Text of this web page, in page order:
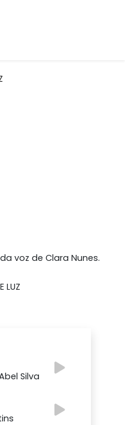
voz de Clara Nunes.
Silva